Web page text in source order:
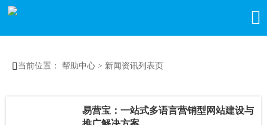

 当前位置： 帮助中心 > 新闻资讯列表页
易营宝：一站式多语言营销型网站建设与